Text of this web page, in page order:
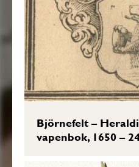
Björnefelt –
vapenbok, 1650 –